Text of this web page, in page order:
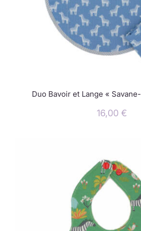
Duo Bavoir et Lange «
16,00 €